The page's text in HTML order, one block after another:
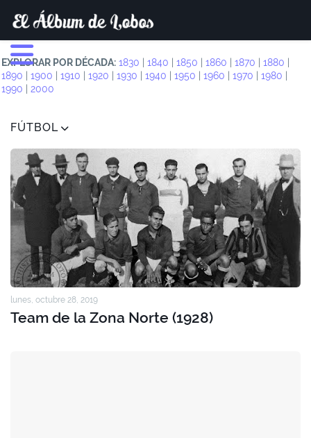
EXPLORAR POR DÉCADA: 1830 1840 1850 1860 1870 1880
1890
1900 1910 1920 1930 1940 1950 1960 1970 1980
1990
2000
FÚTBOL
lunes, octubre 28, 2019
Team de la Zona Norte (1928)